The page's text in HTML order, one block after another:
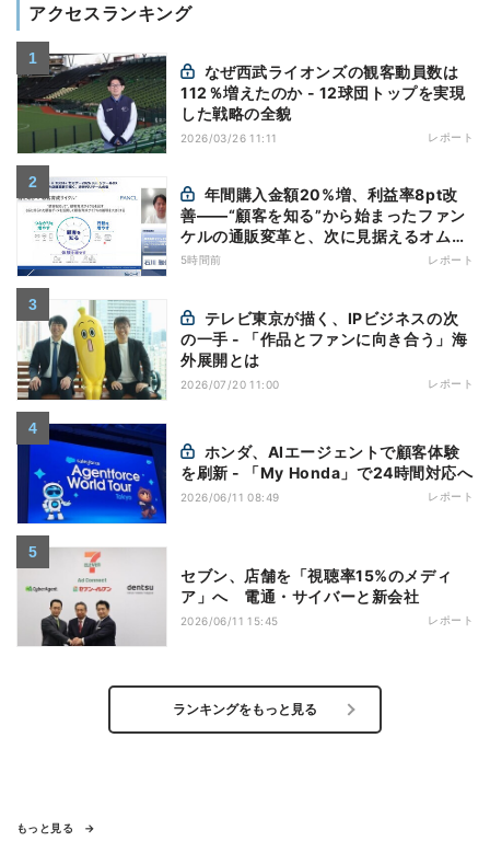
アクセスランキング
112％増えたのか - 12球団トップを実現
した戦略の全貌
2026/03/26 11:11 レポート
善——“顧客を知る”から始まったファン
ケルの通販変革と、次に見据えるオムニ
チャネル
5時間前 レポート
の一手 - 「作品とファンに向き合う」海
外展開とは
2026/07/20 11:00 レポート
を刷新 - 「My Honda」で24時間対応へ
2026/06/11 08:49 レポート
セブン、店舗を「視聴率15%のメディ
ア」へ 電通・サイバーと新会社
2026/06/11 15:45 レポート
ランキングをもっと見る
もっと見る